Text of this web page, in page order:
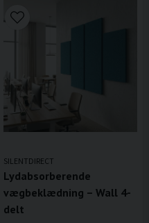
SILENTDIRECT
Lydabsorberende
vægbeklædning – Wall 4-
delt